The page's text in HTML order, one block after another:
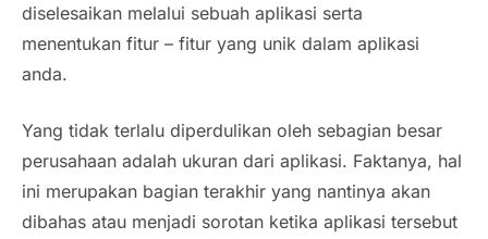
diselesaikan melalui sebuah aplikasi serta
menentukan fitur – fitur yang unik dalam aplikasi
anda.
Yang tidak terlalu diperdulikan oleh sebagian besar
perusahaan adalah ukuran dari aplikasi. Faktanya, hal
ini merupakan bagian terakhir yang nantinya akan
dibahas atau menjadi sorotan ketika aplikasi tersebut